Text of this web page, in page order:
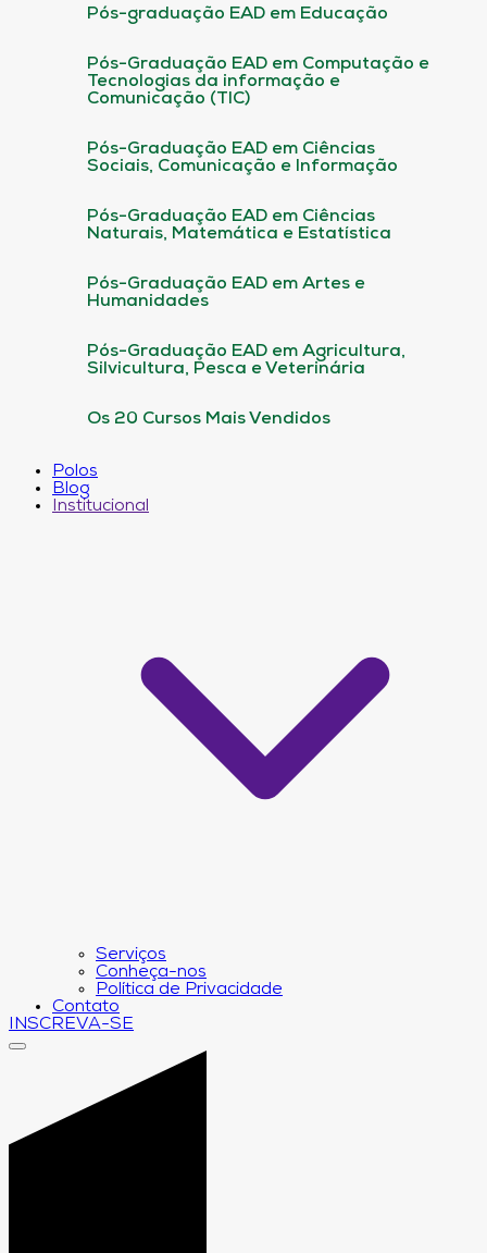
Pós-graduação EAD em Educação
Pós-Graduação EAD em Computação e
Tecnologias da informação e
Comunicação (TIC)
Pós-Graduação EAD em Ciências
Sociais, Comunicação e Informação
Pós-Graduação EAD em Ciências
Naturais, Matemática e Estatística
Pós-Graduação EAD em Artes e
Humanidades
Pós-Graduação EAD em Agricultura,
Silvicultura, Pesca e Veterinária
Os 20 Cursos Mais Vendidos
Polos
Blog
Institucional
Serviços
Conheça-nos
Política de Privacidade
Contato
INSCREVA-SE